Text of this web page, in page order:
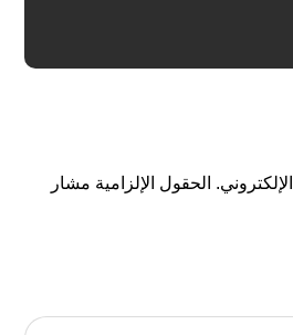
الحقول الإلزامية مشار